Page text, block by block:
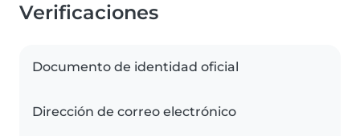
Verificaciones
Documento de identidad oficial
Dirección de correo electrónico